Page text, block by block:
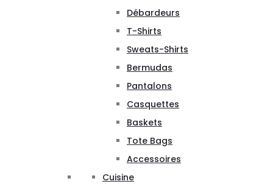
Débardeurs
T-Shirts
Sweats-Shirts
Bermudas
Pantalons
Casquettes
Baskets
Tote Bags
Accessoires
Cuisine